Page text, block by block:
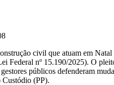
civil que atuam em
Federal nº 15.190/2025). O
públicos defenderam
(PP).